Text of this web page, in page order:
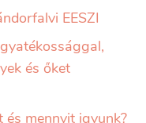
EESZI
és őket
és mennyit igyunk?